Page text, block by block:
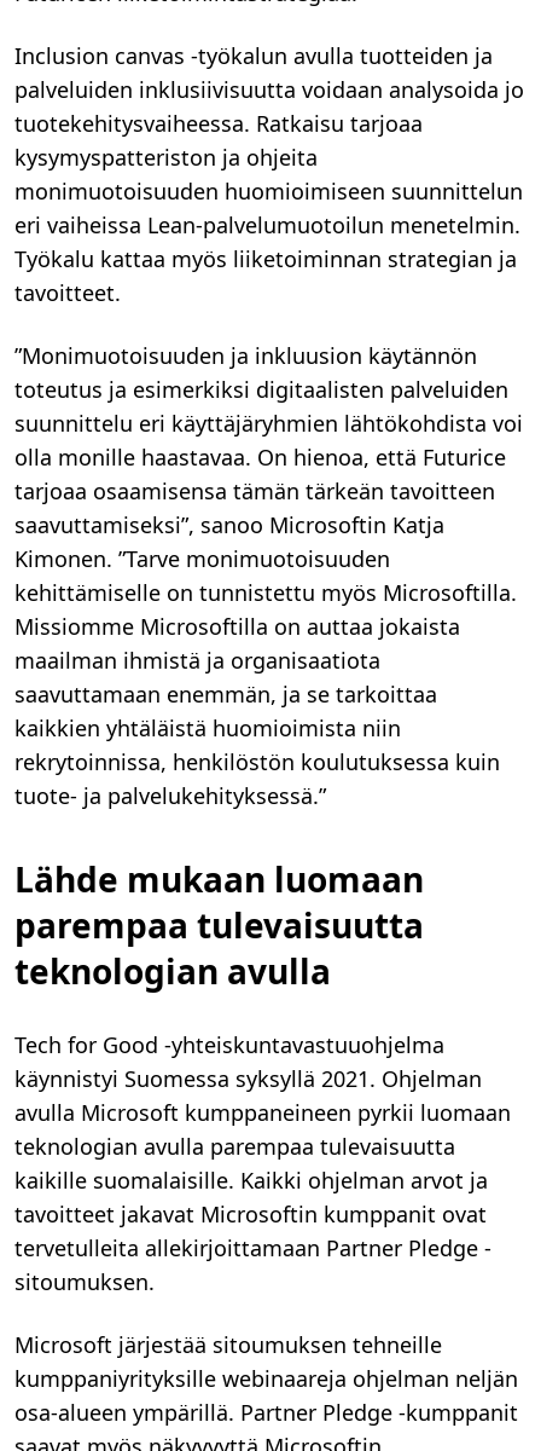
Inclusion canvas -työkalun avulla tuotteiden ja
palveluiden inklusiivisuutta voidaan analysoida jo
tuotekehitysvaiheessa. Ratkaisu tarjoaa
kysymyspatteriston ja ohjeita
monimuotoisuuden huomioimiseen suunnittelun
eri vaiheissa Lean-palvelumuotoilun menetelmin.
Työkalu kattaa myös liiketoiminnan strategian ja
tavoitteet.
”Monimuotoisuuden ja inkluusion käytännön
toteutus ja esimerkiksi digitaalisten palveluiden
suunnittelu eri käyttäjäryhmien lähtökohdista voi
olla monille haastavaa. On hienoa, että Futurice
tarjoaa osaamisensa tämän tärkeän tavoitteen
saavuttamiseksi”, sanoo Microsoftin Katja
Kimonen. ”Tarve monimuotoisuuden
kehittämiselle on tunnistettu myös Microsoftilla.
Missiomme Microsoftilla on auttaa jokaista
maailman ihmistä ja organisaatiota
saavuttamaan enemmän, ja se tarkoittaa
kaikkien yhtäläistä huomioimista niin
rekrytoinnissa, henkilöstön koulutuksessa kuin
tuote- ja palvelukehityksessä.”
Lähde mukaan luomaan
parempaa tulevaisuutta
teknologian avulla
Tech for Good -yhteiskuntavastuuohjelma
käynnistyi Suomessa syksyllä 2021. Ohjelman
avulla Microsoft kumppaneineen pyrkii luomaan
teknologian avulla parempaa tulevaisuutta
kaikille suomalaisille. Kaikki ohjelman arvot ja
tavoitteet jakavat Microsoftin kumppanit ovat
tervetulleita allekirjoittamaan Partner Pledge -
sitoumuksen.
Microsoft järjestää sitoumuksen tehneille
kumppaniyrityksille webinaareja ohjelman neljän
osa-alueen ympärillä. Partner Pledge -kumppanit